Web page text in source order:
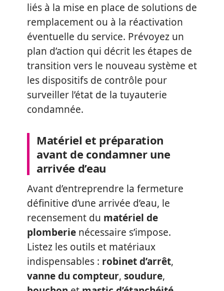
liés à la mise en place de solutions de
remplacement ou à la réactivation
éventuelle du service. Prévoyez un
plan d’action qui décrit les étapes de
transition vers le nouveau système et
les dispositifs de contrôle pour
surveiller l’état de la tuyauterie
condamnée.
Matériel et préparation
avant de condamner une
arrivée d’eau
Avant d’entreprendre la fermeture
définitive d’une arrivée d’eau, le
recensement du matériel de
plomberie nécessaire s’impose.
Listez les outils et matériaux
indispensables : robinet d’arrêt,
vanne du compteur, soudure,